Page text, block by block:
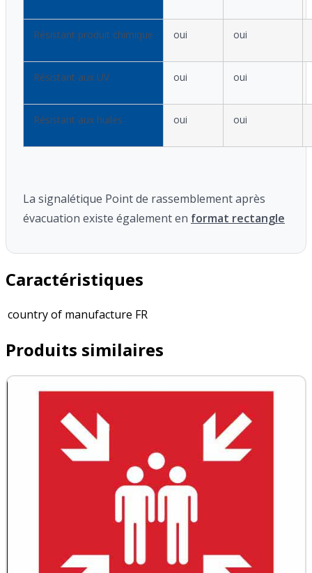
Résistant produit chimique oui oui
Résistant aux UV oui oui
Résistant aux huiles oui oui
La signalétique Point de rassemblement après
évacuation existe également en format rectangle
Caractéristiques
country of manufacture FR
Produits similaires